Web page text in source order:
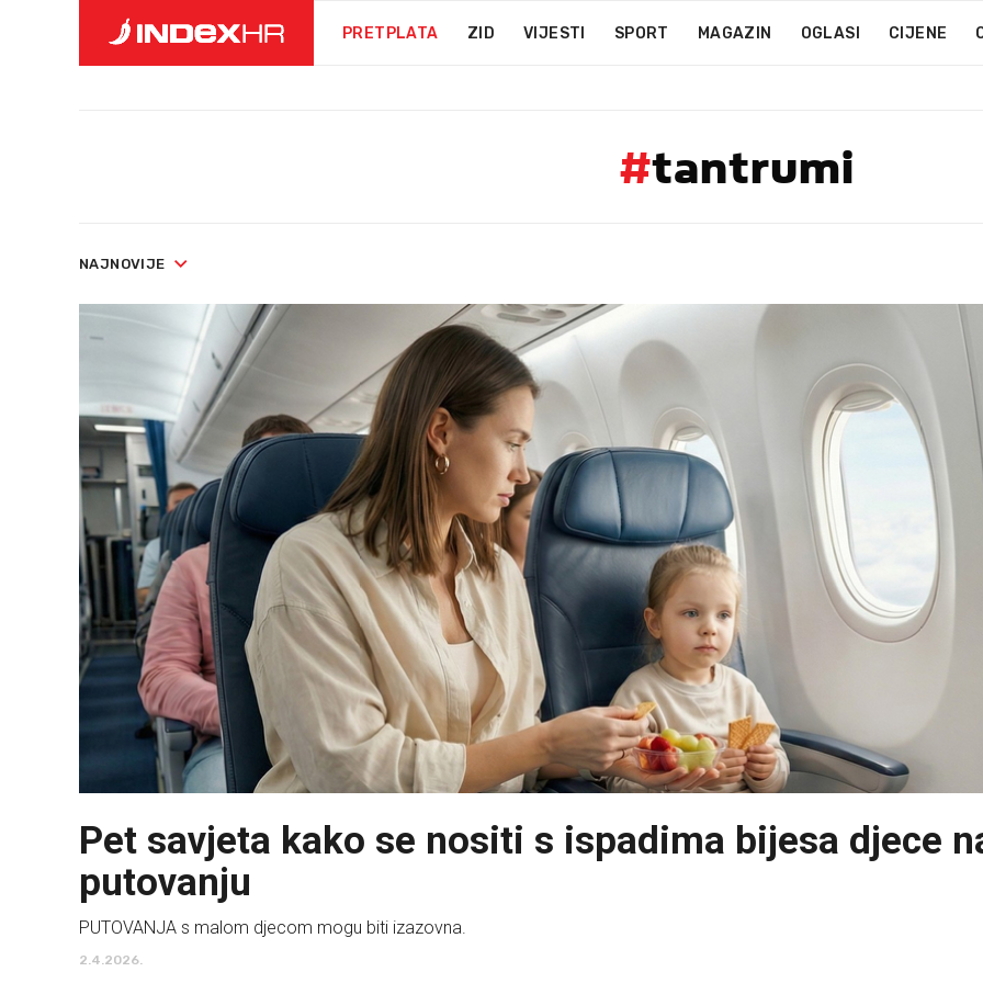
PRETPLATA ZID VIJESTI SPORT MAGAZIN OGLASI CIJENE
#tantrumi
NAJNOVIJE
Pet savjeta kako se nositi s ispadima bijesa djece
putovanju
PUTOVANJA s malom djecom mogu biti izazovna.
2.4.2026.